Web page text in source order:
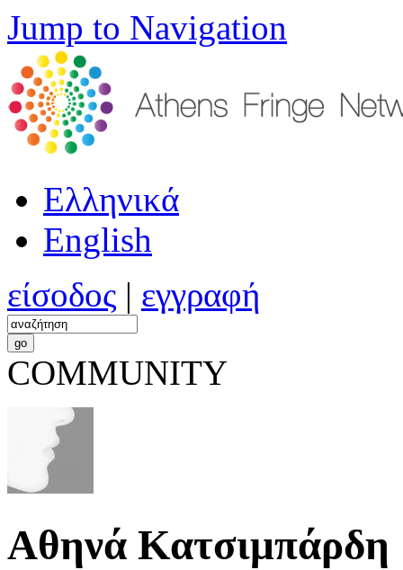
Jump to Navigation
Ελληνικά
English
είσοδος | εγγραφή
COMMUNITY
Αθηνά Κατσιμπάρδη